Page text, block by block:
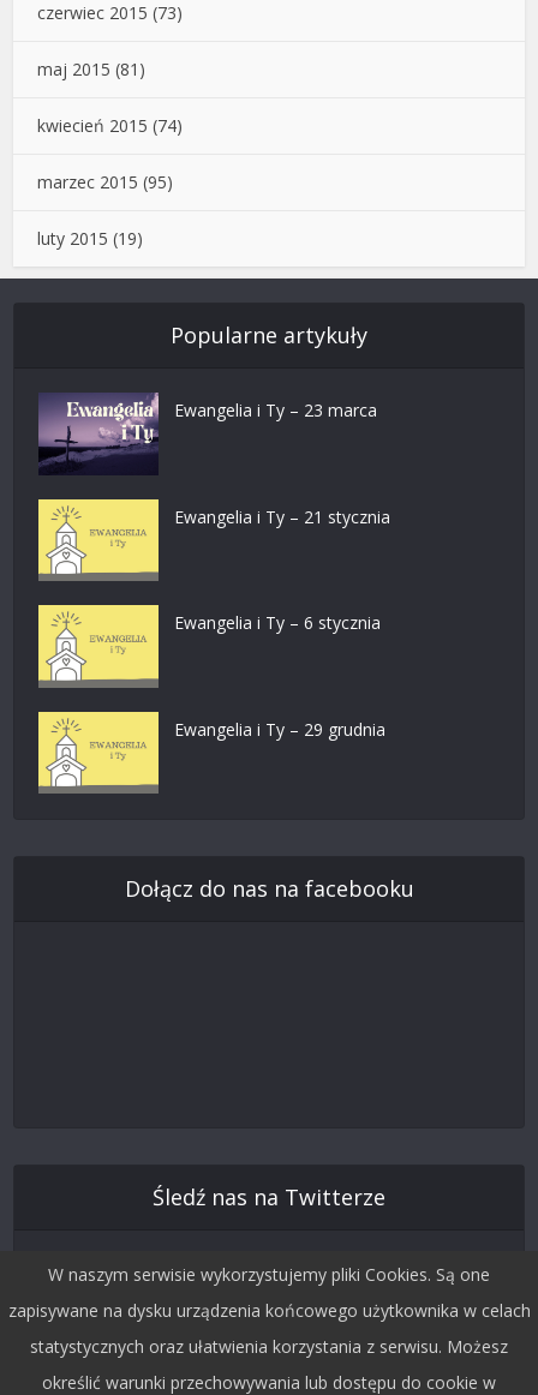
czerwiec 2015 (73)
maj 2015 (81)
kwiecień 2015 (74)
marzec 2015 (95)
luty 2015 (19)
Popularne artykuły
Ewangelia i Ty – 23 marca
Ewangelia i Ty – 21 stycznia
Ewangelia i Ty – 6 stycznia
Ewangelia i Ty – 29 grudnia
Dołącz do nas na facebooku
Śledź nas na Twitterze
W naszym serwisie wykorzystujemy pliki Cookies. Są one
zapisywane na dysku urządzenia końcowego użytkownika w celach
statystycznych oraz ułatwienia korzystania z serwisu. Możesz
określić warunki przechowywania lub dostępu do cookie w